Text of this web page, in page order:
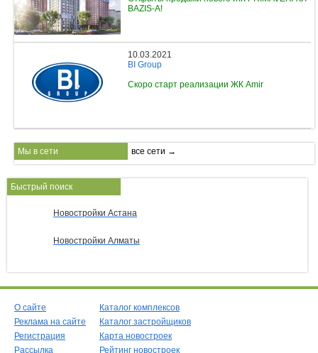
BAZIS-A!
10.03.2021
BI Group
Скоро старт реализации ЖК Amir
Мы в сети все сети →
Быстрый поиск
Новостройки Астана
Новостройки Алматы
О сайте
Реклама на сайте
Регистрация
Рассылка
Каталог комплексов
Каталог застройщиков
Карта новостроек
Рейтинг новостроек